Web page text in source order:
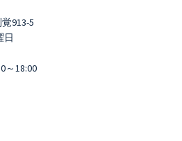
913-5
日
～18:00